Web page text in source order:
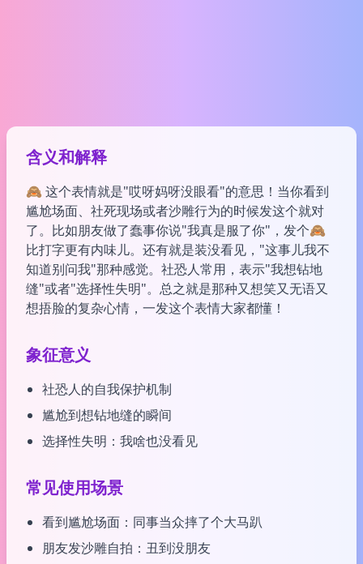
含义和解释
🙈 这个表情就是"哎呀妈呀没眼看"的意思！当你看到
尴尬场面、社死现场或者沙雕行为的时候发这个就对
了。比如朋友做了蠢事你说"我真是服了你"，发个🙈
比打字更有内味儿。还有就是装没看见，"这事儿我不
知道别问我"那种感觉。社恐人常用，表示"我想钻地
缝"或者"选择性失明"。总之就是那种又想笑又无语又
想捂脸的复杂心情，一发这个表情大家都懂！
象征意义
社恐人的自我保护机制
尴尬到想钻地缝的瞬间
选择性失明：我啥也没看见
常见使用场景
看到尴尬场面：同事当众摔了个大马趴
朋友发沙雕自拍：丑到没朋友